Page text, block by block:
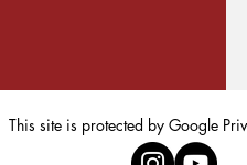
This site is protected by Google